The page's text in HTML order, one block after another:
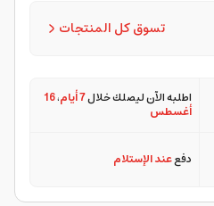
تسوق كل المنتجات
اطلبه الآن ليصلك خلال7 أيام ،16
أغسطس
دفععند الإستلام